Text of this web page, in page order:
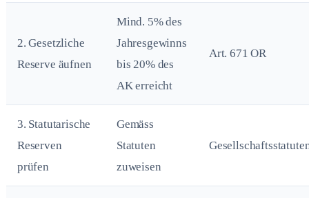
2. Gesetzliche
Reserve äufnen
Mind. 5% des
Jahresgewinns
bis 20% des
AK erreicht
Art. 671 OR
3. Statutarische
Reserven
prüfen
Gemäss
Statuten
zuweisen